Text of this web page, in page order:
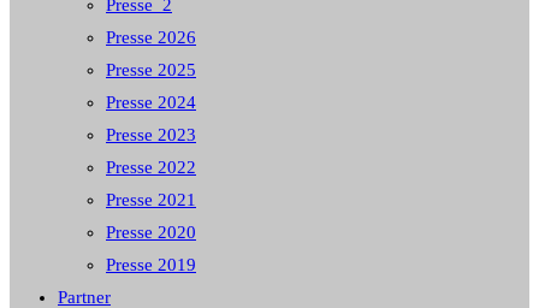
Presse_2
Presse 2026
Presse 2025
Presse 2024
Presse 2023
Presse 2022
Presse 2021
Presse 2020
Presse 2019
Partner